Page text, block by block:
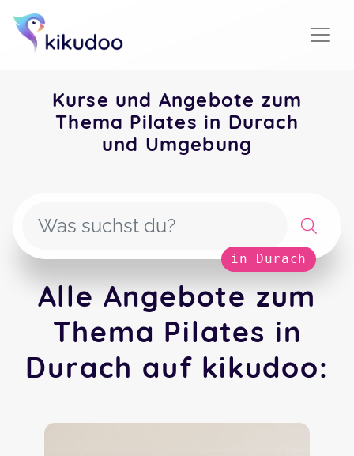
Kurse und Angebote zum
Thema Pilates in Durach
und Umgebung
in Durach
Alle Angebote zum
Thema Pilates in
Durach auf kikudoo: